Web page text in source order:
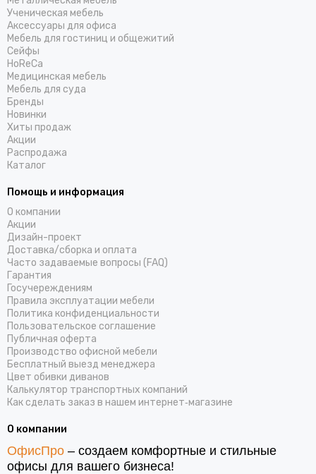
Ученическая мебель
Аксессуары для офиса
Мебель для гостиниц и общежитий
Cейфы
HoReCa
Медицинская мебель
Мебель для суда
Бренды
Новинки
Хиты продаж
Акции
Распродажа
Каталог
Помощь и информация
О компании
Акции
Дизайн-проект
Доставка/cборка и оплата
Часто задаваемые вопросы (FAQ)
Гарантия
Госучереждениям
Правила эксплуатации мебели
Политика конфиденциальности
Пользовательское соглашение
Публичная оферта
Производство офисной мебели
Бесплатный выезд менеджера
Цвет обивки диванов
Калькулятор транспортных компаний
Как сделать заказ в нашем интернет‑магазине
О компании
ОфисПро – создаем комфортные и стильные
офисы для вашего бизнеса!